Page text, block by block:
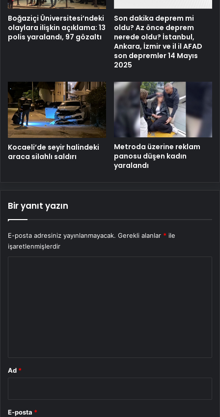
Boğaziçi Üniversitesi’ndeki
olaylara ilişkin açıklama: 13
polis yaralandı, 97 gözaltı
Son dakika deprem mi
oldu? Az önce deprem
nerede oldu? İstanbul,
Ankara, İzmir ve il il AFAD
son depremler 14 Mayıs
2025
Kocaeli’de seyir halindeki
araca silahlı saldırı
Metroda üzerine reklam
panosu düşen kadın
yaralandı
Bir yanıt yazın
E-posta adresiniz yayınlanmayacak. Gerekli alanlar * ile
işaretlenmişlerdir
Ad *
E-posta *